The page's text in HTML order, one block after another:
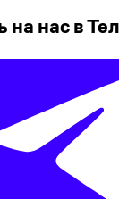
нас в